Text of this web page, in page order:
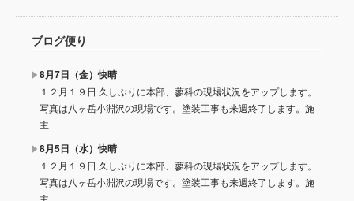
ブログ便り
8月7日（金）快晴
１２月１９日 久しぶりに本部、蓼科の現場状況をアップします。
写真は八ヶ岳小淵沢の現場です。塗装工事も来週終了します。施
主
8月5日（水）快晴
１２月１９日 久しぶりに本部、蓼科の現場状況をアップします。
写真は八ヶ岳小淵沢の現場です。塗装工事も来週終了します。施
主